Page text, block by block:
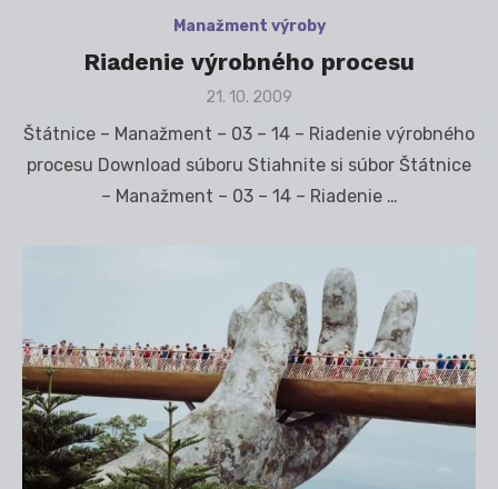
Manažment výroby
Riadenie výrobného procesu
Posted
21. 10. 2009
Štátnice – Manažment – 03 – 14 – Riadenie výrobného
procesu Download súboru Stiahnite si súbor Štátnice
– Manažment – 03 – 14 – Riadenie …